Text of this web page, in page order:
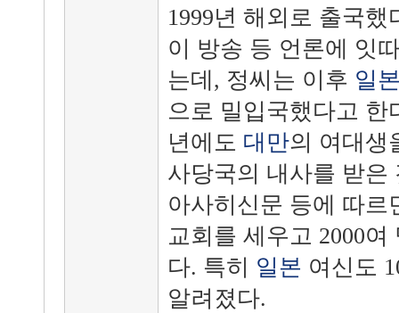
1999년 해외로 출국
이 방송 등 언론에 잇
는데, 정씨는 이후 일
으로 밀입국했다고 한
년에도 대만의 여대생
사당국의 내사를 받
아사히신문 등에 따
교회를 세우고 2000
다. 특히 일본 여신도
알려졌다.